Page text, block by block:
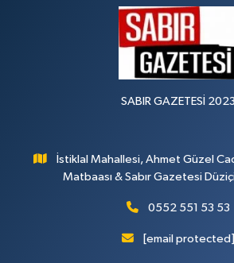
SABIR GAZETESİ 2023
İstiklal Mahallesi, Ahmet Güzel
Matbaası & Sabır Gazetesi
0552 551 53 53
[email protected]